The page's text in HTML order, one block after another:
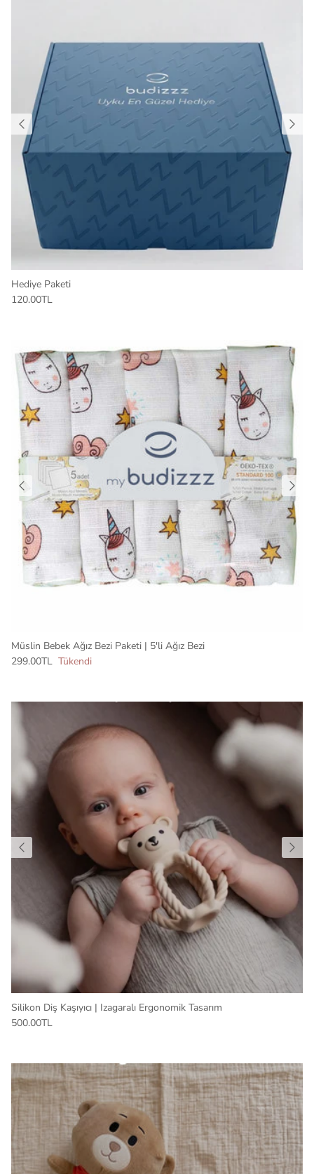
Hediye Paketi
120.00TL
Müslin Bebek Ağız Bezi Paketi | 5'li Ağız Bezi
299.00TL Tükendi
Silikon Diş Kaşıyıcı | Izagaralı Ergonomik Tasarım
500.00TL